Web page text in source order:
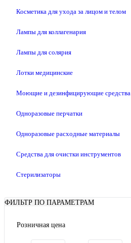
Косметика для ухода за лицом и телом
Лампы для коллагенария
Лампы для солярия
Лотки медицинские
Моющие и дезинфицирующие средства
Одноразовые перчатки
Одноразовые расходные материалы
Средства для очистки инструментов
Стерилизаторы
ФИЛЬТР ПО ПАРАМЕТРАМ
Розничная цена